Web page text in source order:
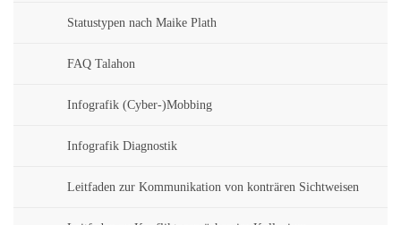
Statustypen nach Maike Plath
FAQ Talahon
Infografik (Cyber-)Mobbing
Infografik Diagnostik
Leitfaden zur Kommunikation von konträren Sichtweisen